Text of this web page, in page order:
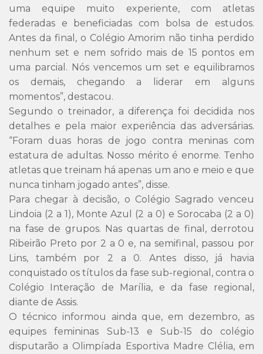
uma equipe muito experiente, com atletas
federadas e beneficiadas com bolsa de estudos.
Antes da final, o Colégio Amorim não tinha perdido
nenhum set e nem sofrido mais de 15 pontos em
uma parcial. Nós vencemos um set e equilibramos
os demais, chegando a liderar em alguns
momentos”, destacou.
Segundo o treinador, a diferença foi decidida nos
detalhes e pela maior experiência das adversárias.
“Foram duas horas de jogo contra meninas com
estatura de adultas. Nosso mérito é enorme. Tenho
atletas que treinam há apenas um ano e meio e que
nunca tinham jogado antes”, disse.
Para chegar à decisão, o Colégio Sagrado venceu
Lindoia (2 a 1), Monte Azul (2 a 0) e Sorocaba (2 a 0)
na fase de grupos. Nas quartas de final, derrotou
Ribeirão Preto por 2 a 0 e, na semifinal, passou por
Lins, também por 2 a 0. Antes disso, já havia
conquistado os títulos da fase sub-regional, contra o
Colégio Interação de Marília, e da fase regional,
diante de Assis.
O técnico informou ainda que, em dezembro, as
equipes femininas Sub-13 e Sub-15 do colégio
disputarão a Olimpíada Esportiva Madre Clélia, em